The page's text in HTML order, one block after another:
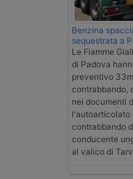
Benzina
sequestrata a
Le Fiamme
di Padova
preventivo
contrabbando,
nei documenti
l'autoarticolato
contrabbando
conducente
al valico di